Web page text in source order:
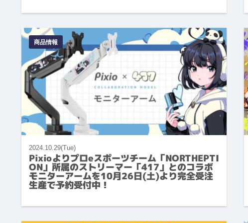
商品情報
2024.10.29(Tue)
Pixioよりプロeスポーツチーム「NORTHEPTI
ON」所属のストリーマー「417」とのコラボ
モニターアームを10月26日(土)より完全受注
生産で予約受付中！